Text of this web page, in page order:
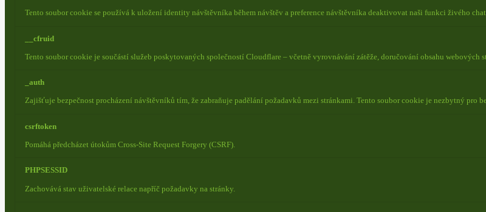
Tento soubor cookie se používá k uložení identity návštěvníka během návštěv a preference návštěvníka deaktivovat naši funkci živého
__cfruid
Tento soubor cookie je součástí služeb poskytovaných společností Cloudflare – včetně vyrovnávání zátěže, doručování obsahu
_auth
Zajišťuje bezpečnost procházení návštěvníků tím, že zabraňuje padělání požadavků mezi stránkami. Tento soubor cookie je nezbytný pro
csrftoken
Pomáhá předcházet útokům Cross-Site Request Forgery (CSRF).
PHPSESSID
Zachovává stav uživatelské relace napříč požadavky na stránky.